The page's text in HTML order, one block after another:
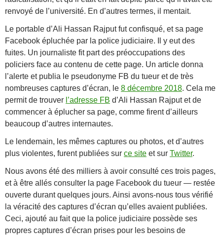
renvoyé de l’université. En d’autres termes, il mentait.
Le portable d’Ali Hassan Rajput fut confisqué, et sa page
Facebook épluchée par la police judiciaire. Il y eut des
fuites. Un journaliste fit part des préoccupations des
policiers face au contenu de cette page. Un article donna
l’alerte et publia le pseudonyme FB du tueur et de très
nombreuses captures d’écran, le 8 décembre 2018. Cela me
permit de trouver l’adresse FB d’Ali Hassan Rajput et de
commencer à éplucher sa page, comme firent d’ailleurs
beaucoup d’autres internautes.
Le lendemain, les mêmes captures ou photos, et d’autres
plus violentes, furent publiées sur ce site et sur Twitter.
Nous avons été des milliers à avoir consulté ces trois pages,
et à être allés consulter la page Facebook du tueur — restée
ouverte durant quelques jours. Ainsi avons-nous tous vérifié
la véracité des captures d’écran qu’elles avaient publiées.
Ceci, ajouté au fait que la police judiciaire possède ses
propres captures d’écran prises pour les besoins de